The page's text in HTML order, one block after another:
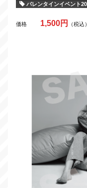
バレンタインイベント
価格 1,500円 （税込）